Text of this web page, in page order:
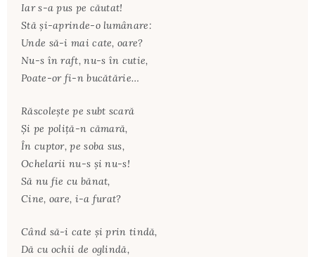
Iar s-a pus pe căutat!
Stă şi-aprinde-o lumânare:
Unde să-i mai cate, oare?
Nu-s în raft, nu-s în cutie,
Poate-or fi-n bucătărie…
Răscoleşte pe subt scară
Şi pe poliţă-n cămară,
În cuptor, pe soba sus,
Ochelarii nu-s şi nu-s!
Să nu fie cu bănat,
Cine, oare, i-a furat?
Când să-i cate şi prin tindă,
Dă cu ochii de oglindă,